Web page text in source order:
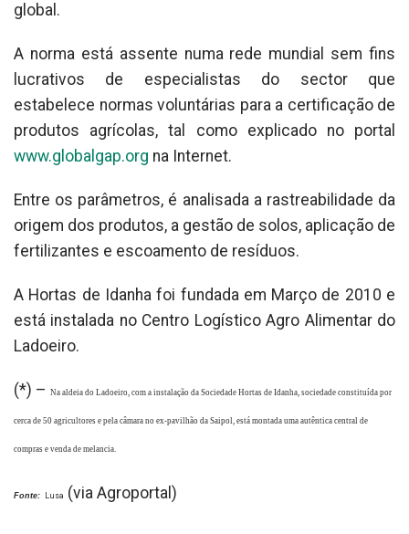
global.
A norma está assente numa rede mundial sem fins
lucrativos de especialistas do sector que
estabelece normas voluntárias para a certificação de
produtos agrícolas, tal como explicado no portal
www.globalgap.org na Internet.
Entre os parâmetros, é analisada a rastreabilidade da
origem dos produtos, a gestão de solos, aplicação de
fertilizantes e escoamento de resíduos.
A Hortas de Idanha foi fundada em Março de 2010 e
está instalada no Centro Logístico Agro Alimentar do
Ladoeiro.
(*) – Na aldeia do Ladoeiro, com a instalação da Sociedade Hortas de Idanha, sociedade constituída por
cerca de 50 agricultores e pela câmara no ex-pavilhão da Saipol, está montada uma autêntica central de
compras e venda de melancia.
Fonte: Lusa (via Agroportal)